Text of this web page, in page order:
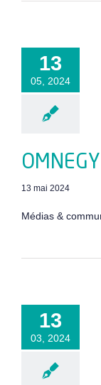
13
05, 2024
13 mai 2024
Médias &
13
03, 2024